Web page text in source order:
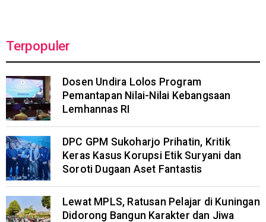
Terpopuler
Dosen Undira Lolos Program
Pemantapan Nilai-Nilai Kebangsaan
Lemhannas RI
DPC GPM Sukoharjo Prihatin, Kritik
Keras Kasus Korupsi Etik Suryani dan
Soroti Dugaan Aset Fantastis
Lewat MPLS, Ratusan Pelajar di Kuningan
Didorong Bangun Karakter dan Jiwa